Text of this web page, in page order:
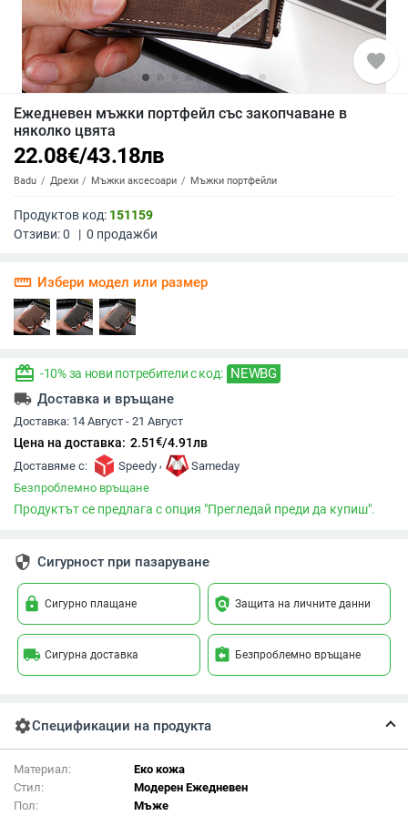
favorite
Ежедневен мъжки портфейл със закопчаване в
няколко цвята
22.08€/43.18лв
Badu Дрехи Мъжки аксесоари Мъжки портфейли
Продуктов код: 151159
Отзиви:0 | 0 продажби
straighten Избери модел или размер
redeem -10% за нови потребители с код: NEWBG
local_shipping Доставка и връщане
Доставка: 14 Август - 21 Август
Цена на доставка: 2.51€/4.91лв
Доставяме с: Speedy ,
Sameday
Безпроблемно връщане
Продуктът се предлага с опция "Прегледай преди да купиш".
security Сигурност при пазаруване
lock Сигурно плащане policy Защита на личните данни
local_shipping Сигурна доставка assignment_return Безпроблемно връщане
settingsСпецификации на продукта
Материал:
Еко кожа
Стил:
Модерен Ежедневен
Пол:
Мъже